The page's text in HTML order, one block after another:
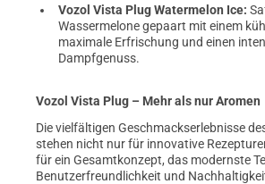
Vozol Vista Plug Watermelon Ice:
Wassermelone gepaart mit einem
maximale Erfrischung und einen
Dampfgenuss.
Vozol Vista Plug – Mehr als nur Aromen
Die vielfältigen Geschmackserlebnisse
stehen nicht nur für innovative
für ein Gesamtkonzept, das modernste
Benutzerfreundlichkeit und